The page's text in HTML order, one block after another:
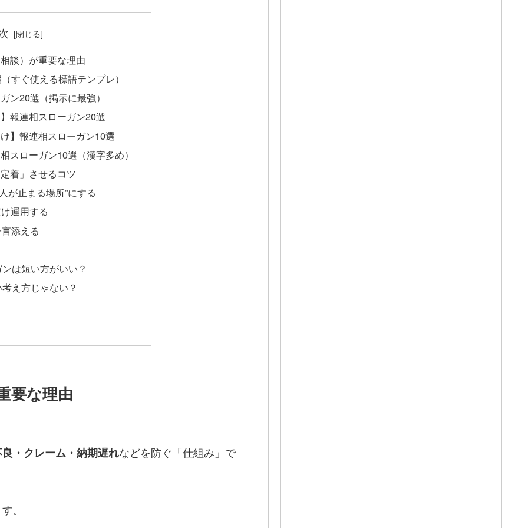
談）が重要な理由
すぐ使える標語テンプレ）
ン20選（掲示に最強）
報連相スローガン20選
】報連相スローガン10選
スローガン10選（漢字多め）
着」させるコツ
が止まる場所”にする
運用する
添える
は短い方がいい？
え方じゃない？
要な理由
・クレーム・納期遅れなどを防ぐ「仕組み」で
。